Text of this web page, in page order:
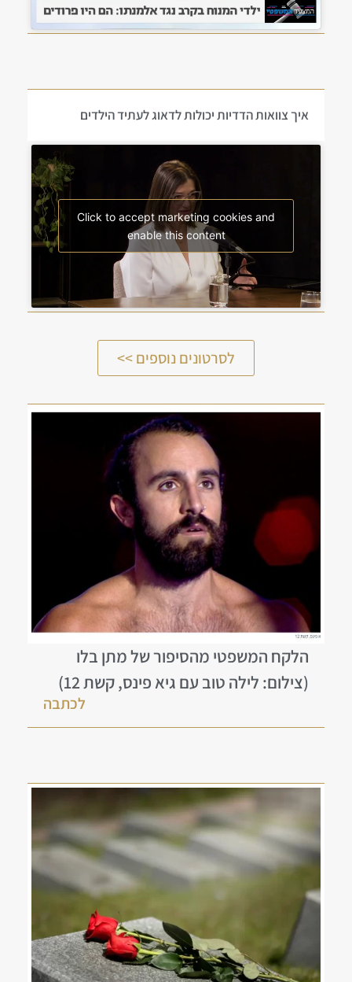
איך צוואות הדדיות יכולות לדאוג לעתיד הילדים
Click to accept marketing cookies and
enable this content
לסרטונים נוספים >>
הלקח המשפטי מהסיפור של מתן בלו
(צילום: לילה טוב עם גיא פינס, קשת 12)
לכתבה